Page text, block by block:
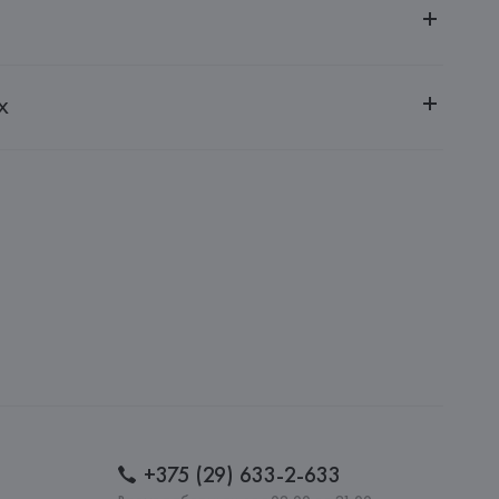
г. Минск, ул. Немига, 5, пом. 39
+375 (29) 633-2-633